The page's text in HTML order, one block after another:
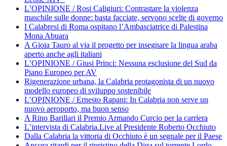
L’OPINIONE / Rosi Caligiuri: Contrastare la violenza
maschile sulle donne: basta facciate, servono scelte di governo
I Calabresi di Roma ospitano l’Ambasciatrice di Palestina
Mona Abuara
A Gioia Tauro al via il progetto per insegnare la lingua araba
aperto anche agli italiani
L’OPINIONE / Giusi Princi: Nessuna esclusione del Sud da
Piano Europeo per AV
Rigenerazione urbana, la Calabria protagonista di un nuovo
modello europeo di sviluppo sostenibile
L’OPINIONE / Ernesto Rapani: In Calabria non serve un
nuovo aeroporto, ma buon senso
A Rino Barillari il Premio Armando Curcio per la carriera
L’intervista di Calabria.Live al Presidente Roberto Occhiuto
Dalla Calabria la vittoria di Occhiuto è un segnale per il Paese